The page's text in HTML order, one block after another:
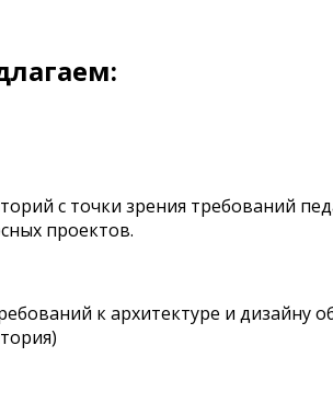
с точки зрения требований
проектов.
к архитектуре и дизайну